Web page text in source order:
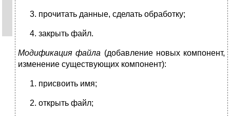
прочитать данные, сделать обработку;
закрыть файл.
Модификация файла (добавление новых компонент,
изменение существующих компонент):
присвоить имя;
открыть файл;